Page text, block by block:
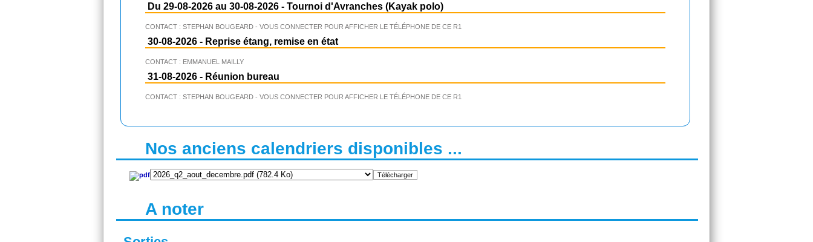
Du 29-08-2026 au 30-08-2026 - Tournoi d'Avranches (Kayak polo)
CONTACT : STEPHAN BOUGEARD - VOUS CONNECTER POUR AFFICHER LE TÉLÉPHONE DE CE R1
30-08-2026 - Reprise étang, remise en état
CONTACT : EMMANUEL MAILLY
31-08-2026 - Réunion bureau
CONTACT : STEPHAN BOUGEARD - VOUS CONNECTER POUR AFFICHER LE TÉLÉPHONE DE CE R1
Nos anciens calendriers disponibles ...
A noter